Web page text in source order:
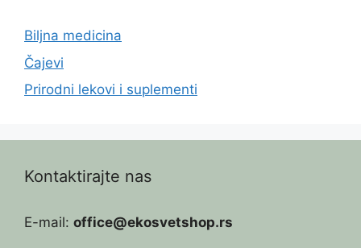
Biljna medicina
Čajevi
Prirodni lekovi i suplementi
Kontaktirajte nas
E-mail: office@ekosvetshop.rs